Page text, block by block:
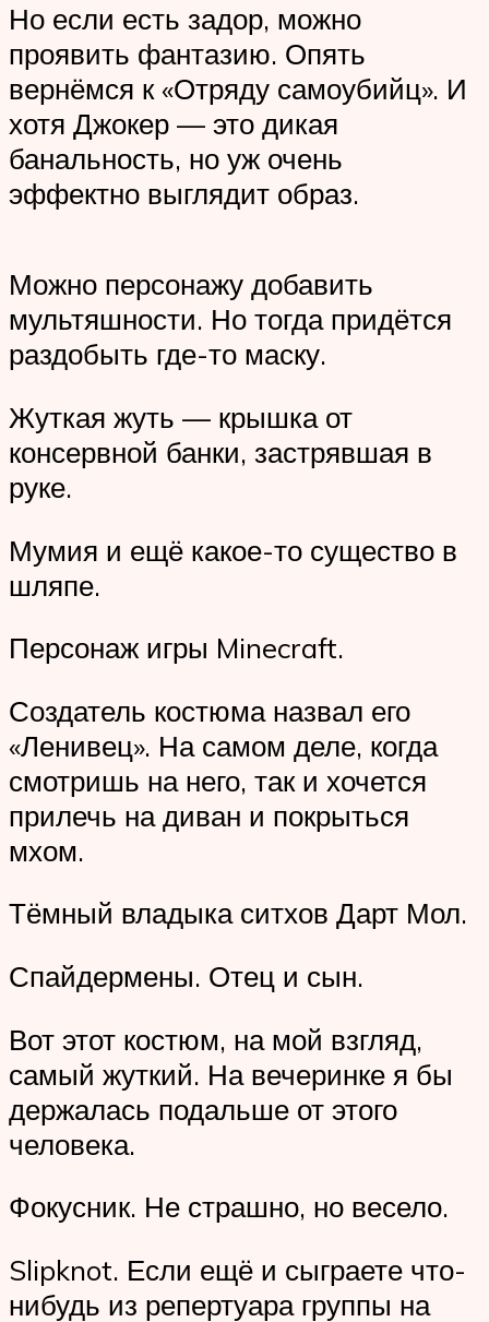
Но если есть задор, можно
проявить фантазию. Опять
вернёмся к «Отряду самоубийц». И
хотя Джокер — это дикая
банальность, но уж очень
эффектно выглядит образ.
Можно персонажу добавить
мультяшности. Но тогда придётся
раздобыть где-то маску.
Жуткая жуть — крышка от
консервной банки, застрявшая в
руке.
Мумия и ещё какое-то существо в
шляпе.
Персонаж игры Minecraft.
Создатель костюма назвал его
«Ленивец». На самом деле, когда
смотришь на него, так и хочется
прилечь на диван и покрыться
мхом.
Тёмный владыка ситхов Дарт Мол.
Спайдермены. Отец и сын.
Вот этот костюм, на мой взгляд,
самый жуткий. На вечеринке я бы
держалась подальше от этого
человека.
Фокусник. Не страшно, но весело.
Slipknot. Если ещё и сыграете что-
нибудь из репертуара группы на